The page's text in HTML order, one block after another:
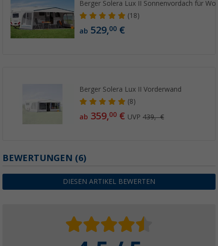
Berger Solera Lux II Sonnenvordach für
(18)
ab 529,00 €
Berger Solera Lux II Vorderwand
(8)
ab 359,00 € UVP439,- €
BEWERTUNGEN (6)
DIESEN ARTIKEL BEWERTEN